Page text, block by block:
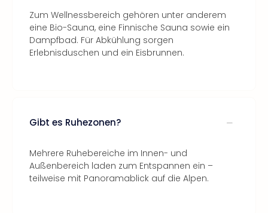
Zum Wellnessbereich gehören unter anderem
eine Bio-Sauna, eine Finnische Sauna sowie ein
Dampfbad. Für Abkühlung sorgen
Erlebnisduschen und ein Eisbrunnen.
Gibt es Ruhezonen?
Mehrere Ruhebereiche im Innen- und
Außenbereich laden zum Entspannen ein –
teilweise mit Panoramablick auf die Alpen.